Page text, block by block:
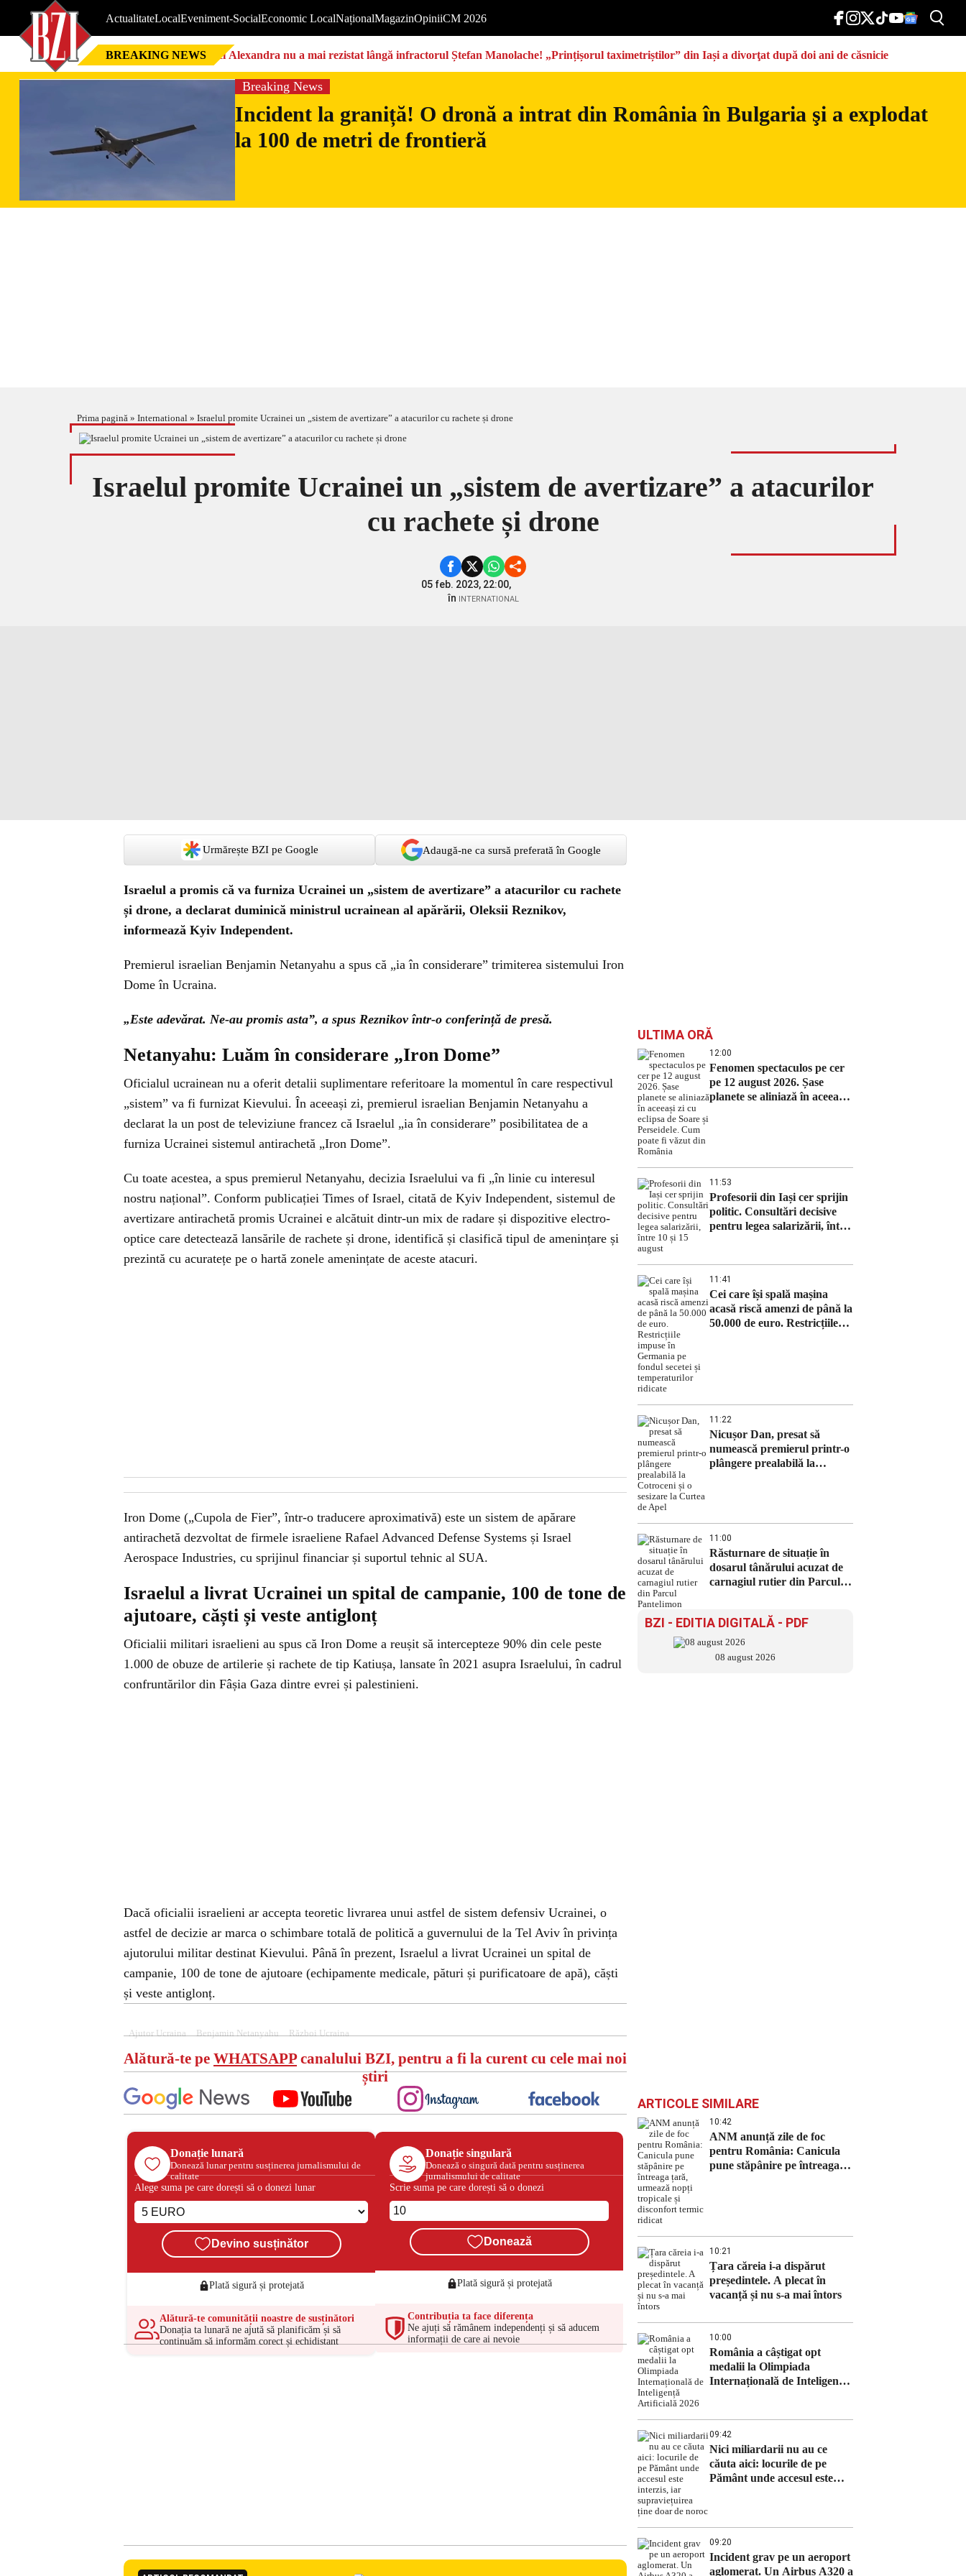
ActualitateLocalEveniment-SocialEconomic LocalNaționalMagazinOpiniiCM 2026
BREAKING NEWS Nici Alexandra nu a mai rezistat lângă infractorul Ștefan Manolache! „Prințișorul taximetriștilor” din Iași a divorţat după doi ani de căsnicie
Breaking News
Incident la graniță! O dronă a intrat din România în Bulgaria şi a explodat
la 100 de metri de frontieră
Prima pagină » International » Israelul promite Ucrainei un „sistem de avertizare” a atacurilor cu rachete și drone
Israelul promite Ucrainei un „sistem de avertizare” a atacurilor
cu rachete și drone
05 feb. 2023, 22:00,
în INTERNATIONAL
Urmărește BZI pe Google Adaugă-ne ca sursă preferată în Google
Israelul a promis că va furniza Ucrainei un „sistem de avertizare” a atacurilor cu rachete
și drone, a declarat duminică ministrul ucrainean al apărării, Oleksii Reznikov,
informează Kyiv Independent.
Premierul israelian Benjamin Netanyahu a spus că „ia în considerare” trimiterea sistemului Iron
Dome în Ucraina.
„Este adevărat. Ne-au promis asta”, a spus Reznikov într-o conferință de presă.
Netanyahu: Luăm în considerare „Iron Dome”
Oficialul ucrainean nu a oferit detalii suplimentare referitoare la momentul în care respectivul
„sistem” va fi furnizat Kievului. În aceeași zi, premierul israelian Benjamin Netanyahu a
declarat la un post de televiziune francez că Israelul „ia în considerare” posibilitatea de a
furniza Ucrainei sistemul antirachetă „Iron Dome”.
Cu toate acestea, a spus premierul Netanyahu, decizia Israelului va fi „în linie cu interesul
nostru național”. Conform publicației Times of Israel, citată de Kyiv Independent, sistemul de
avertizare antirachetă promis Ucrainei e alcătuit dintr-un mix de radare și dispozitive electro-
optice care detectează lansările de rachete și drone, identifică și clasifică tipul de amenințare și
prezintă cu acuratețe pe o hartă zonele amenințate de aceste atacuri.
Iron Dome („Cupola de Fier”, într-o traducere aproximativă) este un sistem de apărare
antirachetă dezvoltat de firmele israeliene Rafael Advanced Defense Systems și Israel
Aerospace Industries, cu sprijinul financiar și suportul tehnic al SUA.
Israelul a livrat Ucrainei un spital de campanie, 100 de tone de
ajutoare, căști și veste antiglonț
Oficialii militari israelieni au spus că Iron Dome a reușit să intercepteze 90% din cele peste
1.000 de obuze de artilerie și rachete de tip Katiușa, lansate în 2021 asupra Israelului, în cadrul
confruntărilor din Fâșia Gaza dintre evrei și palestinieni.
Dacă oficialii israelieni ar accepta teoretic livrarea unui astfel de sistem defensiv Ucrainei, o
astfel de decizie ar marca o schimbare totală de politică a guvernului de la Tel Aviv în privința
ajutorului militar destinat Kievului. Până în prezent, Israelul a livrat Ucrainei un spital de
campanie, 100 de tone de ajutoare (echipamente medicale, pături și purificatoare de apă), căști
și veste antiglonț.
Ajutor Ucraina Benjamin Netanyahu Război Ucraina
Alătură-te pe WHATSAPPcanalului BZI, pentru a fi la curent cu cele mai noi
știri
Donație lunară
Donează lunar pentru susținerea jurnalismului de
calitate
Alege suma pe care dorești să o donezi lunar
Devino susținător
Plată sigură și protejată
Alătură-te comunității noastre de susținători
Donația ta lunară ne ajută să planificăm și să
continuăm să informăm corect și echidistant
Donație singulară
Donează o singură dată pentru susținerea
jurnalismului de calitate
Scrie suma pe care dorești să o donezi
Donează
Plată sigură și protejată
Contribuția ta face diferența
Ne ajuți să rămânem independenți și să aducem
informații de care ai nevoie
ULTIMA ORĂ
12:00
Fenomen spectaculos pe cer
pe 12 august 2026. Șase
planete se aliniază în aceeași
11:53
Profesorii din Iași cer sprijin
politic. Consultări decisive
pentru legea salarizării, între
11:41
Cei care își spală mașina
acasă riscă amenzi de până la
50.000 de euro. Restricțiile
11:22
Nicușor Dan, presat să
numească premierul printr-o
plângere prealabilă la
11:00
Răsturnare de situație în
dosarul tânărului acuzat de
carnagiul rutier din Parcul
BZI - EDITIA DIGITALĂ - PDF
08 august 2026
ARTICOLE SIMILARE
10:42
ANM anunță zile de foc
pentru România: Canicula
pune stăpânire pe întreaga
10:21
Țara căreia i-a dispărut
președintele. A plecat în
vacanță și nu s-a mai întors
10:00
România a câștigat opt
medalii la Olimpiada
Internațională de Inteligență
09:42
Nici miliardarii nu au ce
căuta aici: locurile de pe
Pământ unde accesul este
09:20
Incident grav pe un aeroport
aglomerat. Un Airbus A320 a